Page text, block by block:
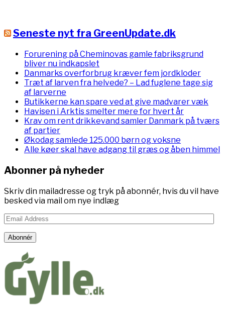
Seneste nyt fra GreenUpdate.dk
Forurening på Cheminovas gamle fabriksgrund
bliver nu indkapslet
Danmarks overforbrug kræver fem jordkloder
Træt af larven fra helvede? – Lad fuglene tage sig
af larverne
Butikkerne kan spare ved at give madvarer væk
Havisen i Arktis smelter mere for hvert år
Krav om rent drikkevand samler Danmark på tværs
af partier
Økodag samlede 125.000 børn og voksne
Alle køer skal have adgang til græs og åben himmel
Abonner på nyheder
Skriv din mailadresse og tryk på abonnér, hvis du vil have
besked via mail om nye indlæg
Email
Address
Abonnér